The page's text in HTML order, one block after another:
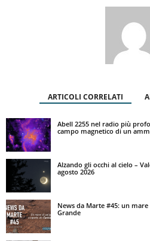
ARTICOLI CORRELATI
Abell 2255 nel radio più
campo magnetico di un
Alzando gli occhi al cielo –
agosto 2026
News da Marte #45: un
Grande